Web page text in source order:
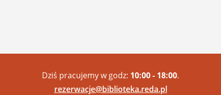
Dziś pracujemy w godz: 10:00 - 18:00.
rezerwacje@biblioteka.reda.pl